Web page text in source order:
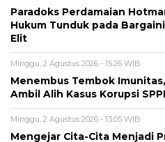
Paradoks Perdamaian
Hukum Tunduk pada
Elit
Minggu, 2 Agustus 2026 - 15:26 WIB
Menembus Tembok
Ambil Alih Kasus Korupsi
Minggu, 2 Agustus 2026 - 13:05 WIB
Mengejar Cita-Cita Menjadi